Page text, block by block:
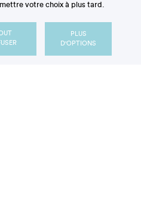
et résultats hétérogènes,
de consensus quant
votre choix à plus tard.
PLUS
D'OPTIONS